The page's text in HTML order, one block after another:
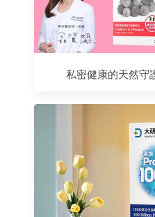
私密健康的天然守